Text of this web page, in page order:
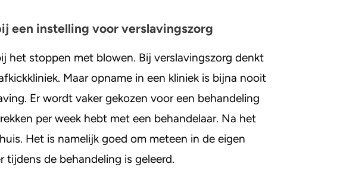
een instelling voor verslavingszorg
het stoppen met blowen. Bij verslavingszorg denkt
Maar opname in een kliniek is bijna nooit
Er wordt vaker gekozen voor een behandeling
per week hebt met een behandelaar. Na het
Het is namelijk goed om meteen in de eigen
de behandeling is geleerd.